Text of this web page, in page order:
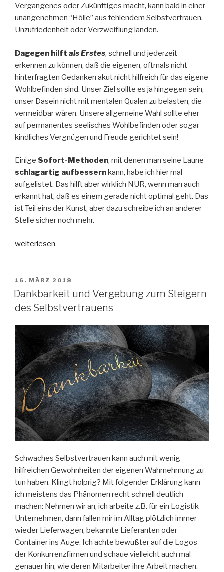
Vergangenes oder Zukünftiges macht, kann bald in einer
unangenehmen “Hölle” aus fehlendem Selbstvertrauen,
Unzufriedenheit oder Verzweiflung landen.
Dagegen hilft als Erstes, schnell und jederzeit
erkennen zu können, daß die eigenen, oftmals nicht
hinterfragten Gedanken akut nicht hilfreich für das eigene
Wohlbefinden sind. Unser Ziel sollte es ja hingegen sein,
unser Dasein nicht mit mentalen Qualen zu belasten, die
vermeidbar wären. Unsere allgemeine Wahl sollte eher
auf permanentes seelisches Wohlbefinden oder sogar
kindliches Vergnügen und Freude gerichtet sein!
Einige Sofort-Methoden, mit denen man seine Laune
schlagartig aufbessern kann, habe ich hier mal
aufgelistet. Das hilft aber wirklich NUR, wenn man auch
erkannt hat, daß es einem gerade nicht optimal geht. Das
ist Teil eins der Kunst, aber dazu schreibe ich an anderer
Stelle sicher noch mehr.
„4
sofortige
Stimmungsaufhellung“
weiterlesen
VERÖFFENTLICHT
AM
16. MÄRZ 2018
Dankbarkeit und Vergebung zum Steigern
des Selbstvertrauens
Schwaches Selbstvertrauen kann auch mit wenig
hilfreichen Gewohnheiten der eigenen Wahrnehmung zu
tun haben. Klingt holprig? Mit folgender Erklärung kann
ich meistens das Phänomen recht schnell deutlich
machen: Nehmen wir an, ich arbeite z.B. für ein Logistik-
Unternehmen, dann fallen mir im Alltag plötzlich immer
wieder Lieferwagen, bekannte Lieferanten oder
Container ins Auge. Ich achte bewußter auf die Logos
der Konkurrenzfirmen und schaue vielleicht auch mal
genauer hin, wie deren Mitarbeiter ihre Arbeit machen.